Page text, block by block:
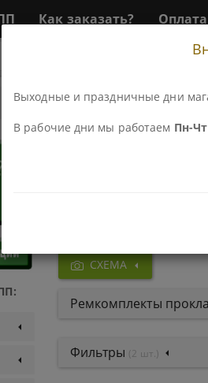
Как заказать?
АКПП U440E (AW80-40\81-40),
СХЕМА
Ремкомплекты
Фильтры (2 шт.)
Выходные и праздничные дни
В рабочие дни мы работаем Пн-